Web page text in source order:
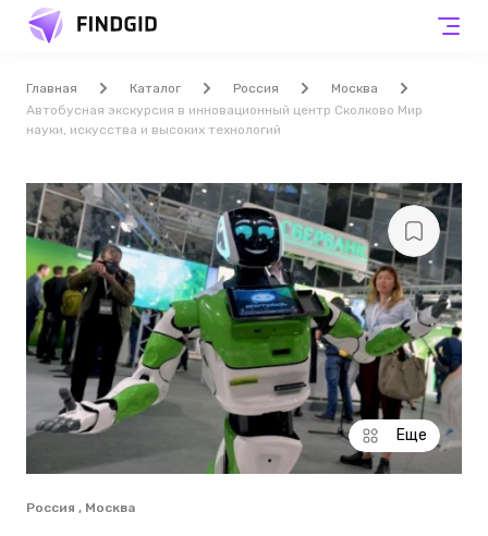
Главная Каталог Россия
Москва
Автобусная экскурсия в инновационный центр Сколково Мир
науки, искусства и высоких технологий
Еще
Россия , Москва